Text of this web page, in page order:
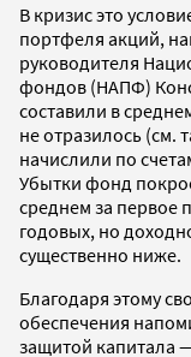
В кризис это
портфеля акций,
руководителя
фондов (НАПФ)
составили в
не отразилось (см.
начислили по
Убытки фонд
среднем за первое
годовых, но
существенно ниже.
Благодаря этому
обеспечения
защитой капитала